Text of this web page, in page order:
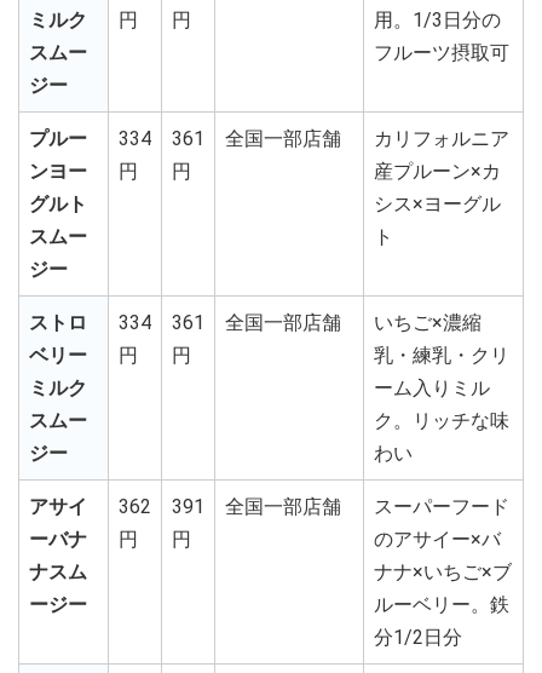
ミルク
スムー
ジー
円
円
用。1/3日分の
フルーツ摂取可
プルー
ンヨー
グルト
スムー
ジー
334
円
361
円
全国一部店舗
カリフォルニア
産プルーン×カ
シス×ヨーグル
ト
ストロ
ベリー
ミルク
スムー
ジー
334
円
361
円
全国一部店舗
いちご×濃縮
乳・練乳・クリ
ーム入りミル
ク。リッチな味
わい
アサイ
ーバナ
ナスム
ージー
362
円
391
円
全国一部店舗
スーパーフード
のアサイー×バ
ナナ×いちご×ブ
ルーベリー。鉄
分1/2日分